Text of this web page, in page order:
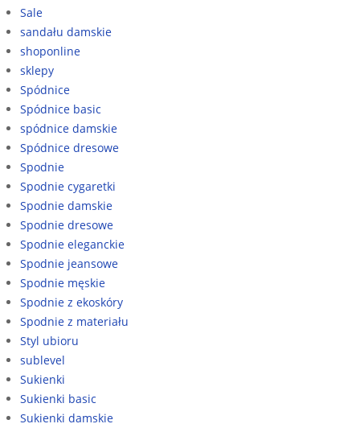
Sale
sandału damskie
shoponline
sklepy
Spódnice
Spódnice basic
spódnice damskie
Spódnice dresowe
Spodnie
Spodnie cygaretki
Spodnie damskie
Spodnie dresowe
Spodnie eleganckie
Spodnie jeansowe
Spodnie męskie
Spodnie z ekoskóry
Spodnie z materiału
Styl ubioru
sublevel
Sukienki
Sukienki basic
Sukienki damskie